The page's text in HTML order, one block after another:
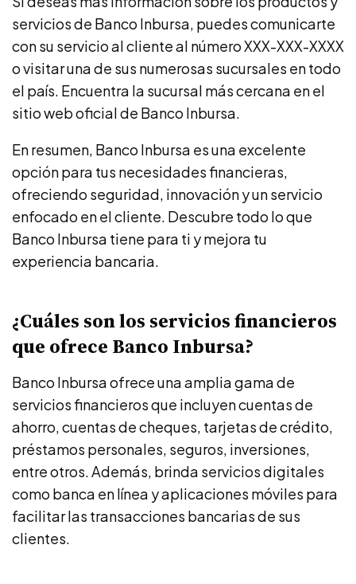
servicios de Banco Inbursa, puedes comunicarte
con su servicio al cliente al número XXX-XXX-XXXX
o visitar una de sus numerosas sucursales en todo
el país. Encuentra la sucursal más cercana en el
sitio web oficial de Banco Inbursa.
En resumen, Banco Inbursa es una excelente
opción para tus necesidades financieras,
ofreciendo seguridad, innovación y un servicio
enfocado en el cliente. Descubre todo lo que
Banco Inbursa tiene para ti y mejora tu
experiencia bancaria.
¿Cuáles son los servicios financieros
que ofrece Banco Inbursa?
Banco Inbursa ofrece una amplia gama de
servicios financieros que incluyen cuentas de
ahorro, cuentas de cheques, tarjetas de crédito,
préstamos personales, seguros, inversiones,
entre otros. Además, brinda servicios digitales
como banca en línea y aplicaciones móviles para
facilitar las transacciones bancarias de sus
clientes.